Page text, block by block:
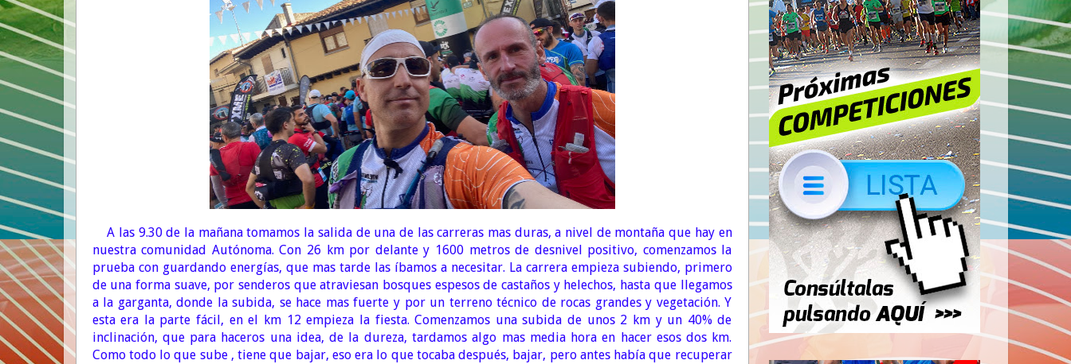
A las 9.30 de la mañana tomamos la salida de una de las carreras mas duras, a nivel de montaña que hay en
nuestra comunidad Autónoma. Con 26 km por delante y 1600 metros de desnivel positivo, comenzamos la
prueba con guardando energías, que mas tarde las íbamos a necesitar. La carrera empieza subiendo, primero
de una forma suave, por senderos que atraviesan bosques espesos de castaños y helechos, hasta que llegamos
a la garganta, donde la subida, se hace mas fuerte y por un terreno técnico de rocas grandes y vegetación. Y
esta era la parte fácil, en el km 12 empieza la fiesta. Comenzamos una subida de unos 2 km y un 40% de
inclinación, que para haceros una idea, de la dureza, tardamos algo mas media hora en hacer esos dos km.
Como todo lo que sube , tiene que bajar, eso era lo que tocaba después, bajar, pero antes había que recuperar